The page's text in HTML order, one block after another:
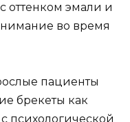
оттенком эмали и
во время
пациенты
брекеты как
психологической